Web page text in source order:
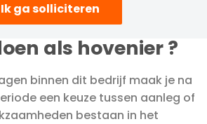
Ik ga solliciteren
als hovenier ?
binnen dit bedrijf maak je na
een keuze tussen aanleg of
bestaan in het